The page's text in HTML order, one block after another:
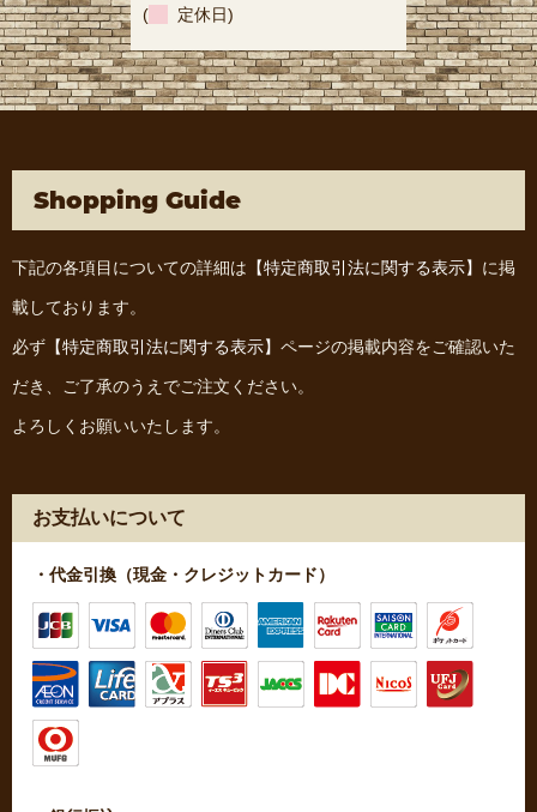
( 定休日)
Shopping Guide
下記の各項目についての詳細は 【特定商取引法に関する表示】 に掲
載しております。
必ず 【特定商取引法に関する表示】 ページの掲載内容をご確認いた
だき、ご了承のうえでご注文ください。
よろしくお願いいたします。
お支払いについて
・代金引換（現金・クレジットカード）